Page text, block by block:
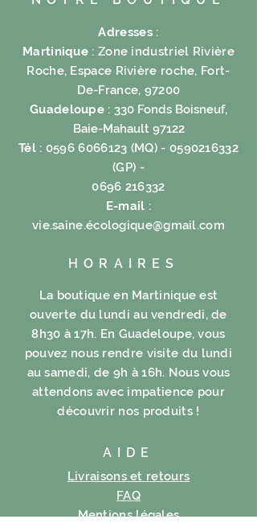
Adresses:
Martinique : Zone industriel Rivière
Roche, Espace Rivière roche, Fort-
De-France, 97200
Guadeloupe : 330 Fonds Boisneuf,
Baie-Mahault 97122
Tél: 0596 6066123 (MQ) - 0590216332
(GP) -
0696 216332
E-mail :
vie.saine.écologique@gmail.com
HORAIRES
La boutique en Martinique est
ouverte du lundi au vendredi, de
8h30 à 17h. En Guadeloupe, vous
pouvez nous rendre visite du lundi
au samedi, de 9h à 16h. Nous vous
attendons avec impatience pour
découvrir nos produits !
AIDE
Livraisons et retours
FAQ
Mentions légales